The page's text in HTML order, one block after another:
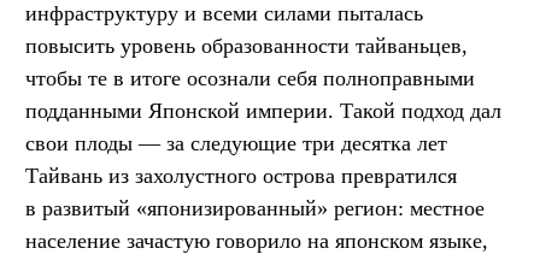
инфраструктуру и всеми силами пыталась
повысить уровень образованности тайваньцев,
чтобы те в итоге осознали себя полноправными
подданными Японской империи. Такой подход дал
свои плоды — за следующие три десятка лет
Тайвань из захолустного острова превратился
в развитый «японизированный» регион: местное
население зачастую говорило на японском языке,